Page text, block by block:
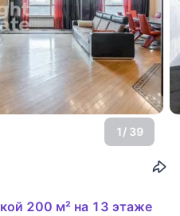
1/ 39
200 м² на 13 этаже